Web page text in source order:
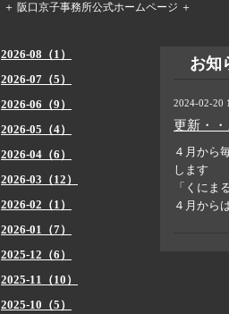
＋ 阪口京子事務所公式ホームページ ＋
お知
2024-02-20
更新・・
４月から
します
「くに
４月から
2026-08（1）
2026-07（5）
2026-06（9）
2026-05（4）
2026-04（6）
2026-03（12）
2026-02（1）
2026-01（7）
2025-12（6）
2025-11（10）
2025-10（5）